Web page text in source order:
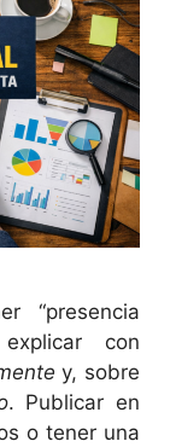
“presencia
con
y, sobre
. Publicar en
o tener una